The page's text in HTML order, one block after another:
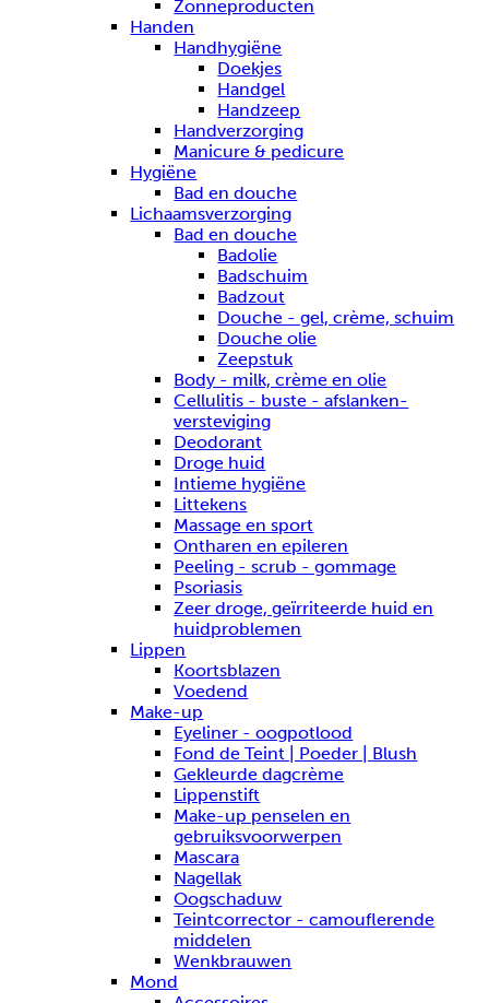
Zonneproducten
Handen
Handhygiëne
Doekjes
Handgel
Handzeep
Handverzorging
Manicure & pedicure
Hygiëne
Bad en douche
Lichaamsverzorging
Bad en douche
Badolie
Badschuim
Badzout
Douche - gel, crème, schuim
Douche olie
Zeepstuk
Body - milk, crème en olie
Cellulitis - buste - afslanken-
versteviging
Deodorant
Droge huid
Intieme hygiëne
Littekens
Massage en sport
Ontharen en epileren
Peeling - scrub - gommage
Psoriasis
Zeer droge, geïrriteerde huid en
huidproblemen
Lippen
Koortsblazen
Voedend
Make-up
Eyeliner - oogpotlood
Fond de Teint | Poeder | Blush
Gekleurde dagcrème
Lippenstift
Make-up penselen en
gebruiksvoorwerpen
Mascara
Nagellak
Oogschaduw
Teintcorrector - camouflerende
middelen
Wenkbrauwen
Mond